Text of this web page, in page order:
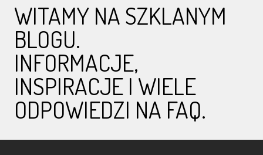
WITAMY NA SZKLANYM
BLOGU.
INFORMACJE,
INSPIRACJE I WIELE
ODPOWIEDZI NA FAQ.